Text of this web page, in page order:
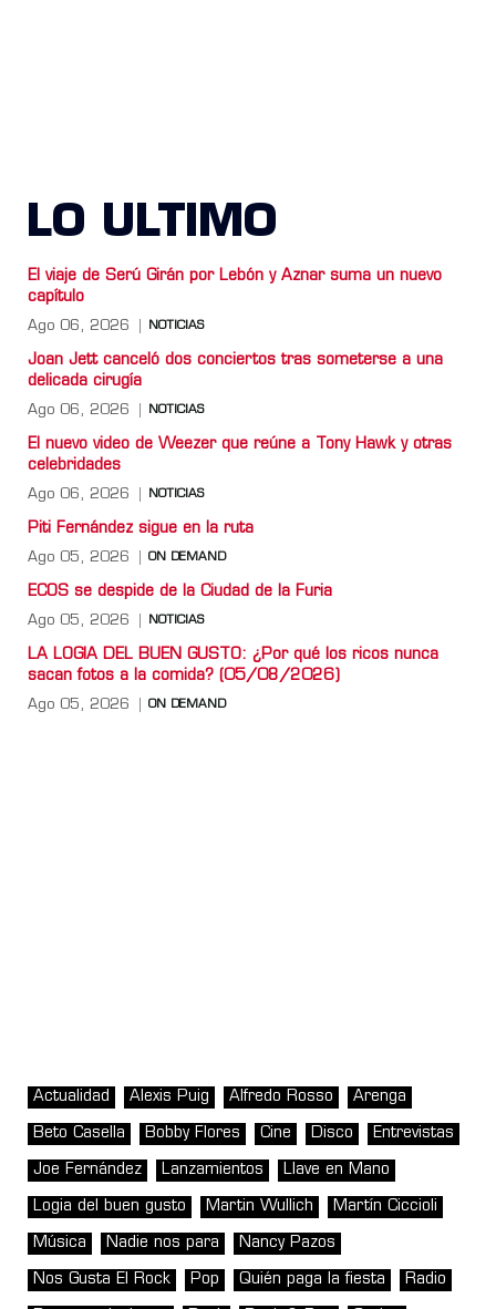
LO ULTIMO
El viaje de Serú Girán por Lebón y Aznar suma un nuevo
capítulo
Ago 06, 2026 NOTICIAS
Joan Jett canceló dos conciertos tras someterse a una
delicada cirugía
Ago 06, 2026 NOTICIAS
El nuevo video de Weezer que reúne a Tony Hawk y otras
celebridades
Ago 06, 2026 NOTICIAS
Piti Fernández sigue en la ruta
Ago 05, 2026 ON DEMAND
ECOS se despide de la Ciudad de la Furia
Ago 05, 2026 NOTICIAS
LA LOGIA DEL BUEN GUSTO: ¿Por qué los ricos nunca
sacan fotos a la comida? (05/08/2026)
Ago 05, 2026 ON DEMAND
Actualidad Alexis Puig Alfredo Rosso Arenga
Beto Casella Bobby Flores Cine Disco Entrevistas
Joe Fernández Lanzamientos Llave en Mano
Logia del buen gusto Martin Wullich Martín Ciccioli
Música Nadie nos para Nancy Pazos
Nos Gusta El Rock Pop Quién paga la fiesta Radio